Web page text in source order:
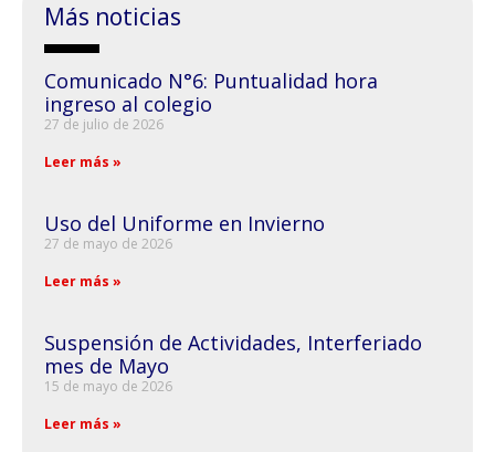
Más noticias
Comunicado N°6: Puntualidad hora
ingreso al colegio
27 de julio de 2026
Leer más »
Uso del Uniforme en Invierno
27 de mayo de 2026
Leer más »
Suspensión de Actividades, Interferiado
mes de Mayo
15 de mayo de 2026
Leer más »